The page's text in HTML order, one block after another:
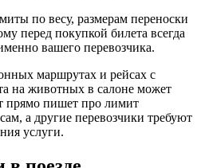
по весу, размерам переноски
перед покупкой билета всегда
вашего перевозчика.
маршрутах и рейсах с
на животных в салоне может
прямо пишет про лимит
а другие перевозчики требуют
услуги.